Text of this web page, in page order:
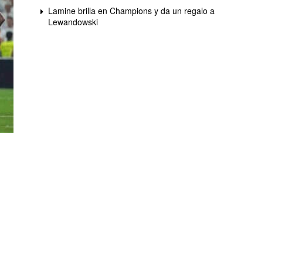
Lamine brilla en Champions y da un regalo a
Lewandowski